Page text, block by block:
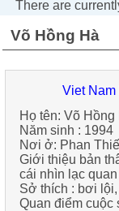
There are
Võ Hồng Hà
Viet Nam
Họ tên: Võ Hồng
Năm sinh : 1994
Nơi ở: Phan
Giới thiệu bản
cái nhìn lạc
Sở thích : bơi
Quan điểm cuộc